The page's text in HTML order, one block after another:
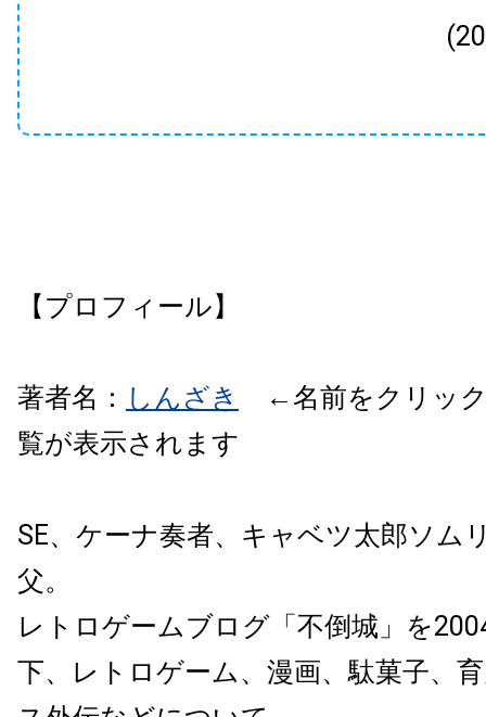
【プロフィール】
著者名： しんざき
←名前をクリッ
覧が表示されます
SE、ケーナ奏者、キャベツ太郎ソム
父。
レトロゲームブログ「不倒城」を
下、レトロゲーム、漫画、駄菓子、